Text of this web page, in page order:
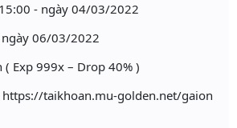
- ngày 04/03/2022
06/03/2022
Exp 999x – Drop 40% )
taikhoan.mu-golden.net/gaion